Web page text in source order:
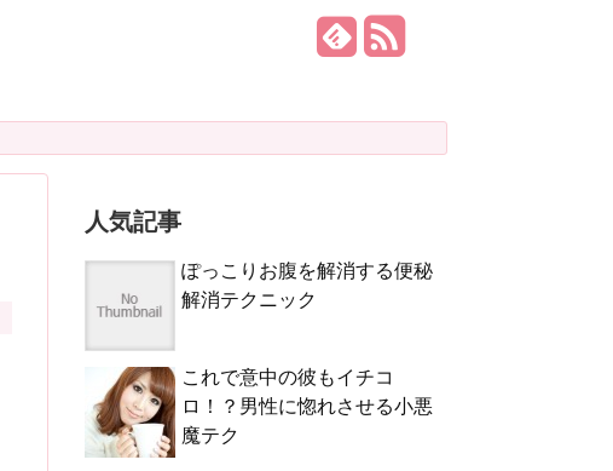
人気記事
ぽっこりお腹を解消する便秘
解消テクニック
これで意中の彼もイチコ
ロ！？男性に惚れさせる小悪
魔テク